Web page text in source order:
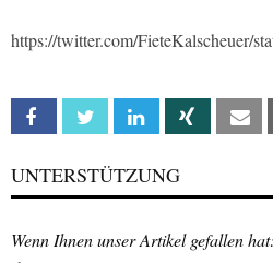
https://twitter.com/FieteKalscheuer/
Facebook Twitter Linkedin Xing
UNTERSTÜTZUNG
Wenn Ihnen unser Artikel gefallen